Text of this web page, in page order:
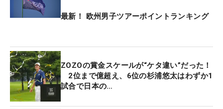
ーピング。午後1時50分からスタートする。
リー・マキロイ（北アイルランド）は、ラスムス・
ホイガード（デンマーク）＆スリストン・ローレン
ス（南アフリカ）との組み合わせ。今季1勝のトミ
ー・フリートウッド（イングランド）は、シェー
ン・ローリー（アイルランド）＆ロバート・マッキ
最新！ 欧州男子ツアーポイントランキング
ZOZOの賞金スケールが“ケタ違い”だった！
2位まで億超え、6位の杉浦悠太はわずか1
試合で日本の…